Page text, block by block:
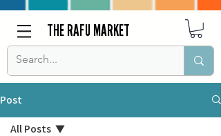
THE RAFU MARKET
Post
All Posts